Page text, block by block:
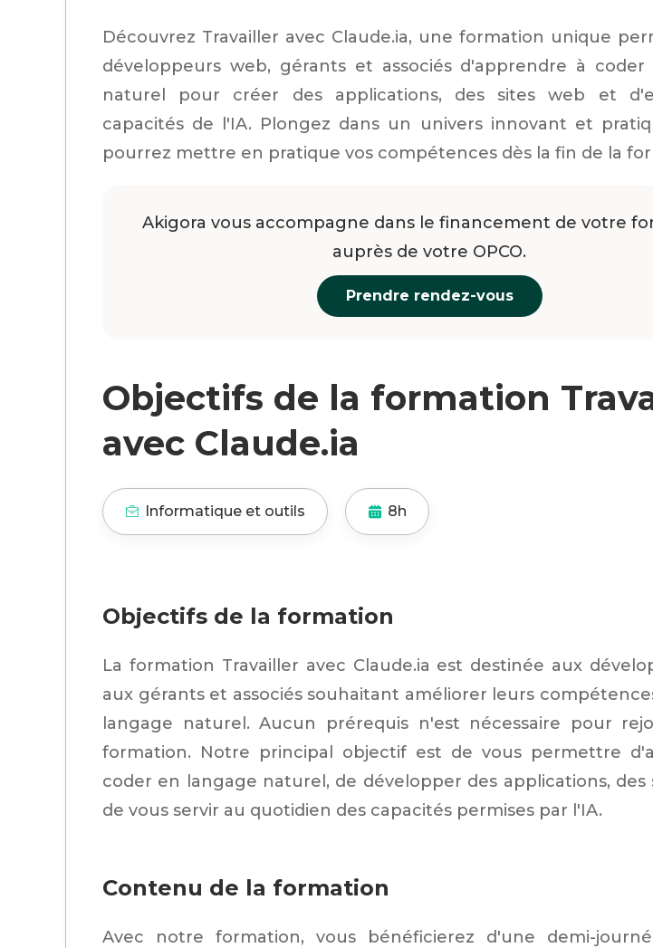
Découvrez Travailler avec Claude.ia, une formation unique
développeurs web, gérants et associés d'apprendre à
naturel pour créer des applications, des sites web et
capacités de l'IA. Plongez dans un univers innovant et
pourrez mettre en pratique vos compétences dès la fin de la
Akigora vous accompagne dans le financement de votre
auprès de votre OPCO.
Prendre rendez-vous
Objectifs de la formation
avec Claude.ia
Informatique et outils 8h
Objectifs de la formation
La formation Travailler avec Claude.ia est destinée aux
aux gérants et associés souhaitant améliorer leurs
langage naturel. Aucun prérequis n'est nécessaire pour
formation. Notre principal objectif est de vous permettre
coder en langage naturel, de développer des applications, des
de vous servir au quotidien des capacités permises par l'IA.
Contenu de la formation
Avec notre formation, vous bénéficierez d'une demi-